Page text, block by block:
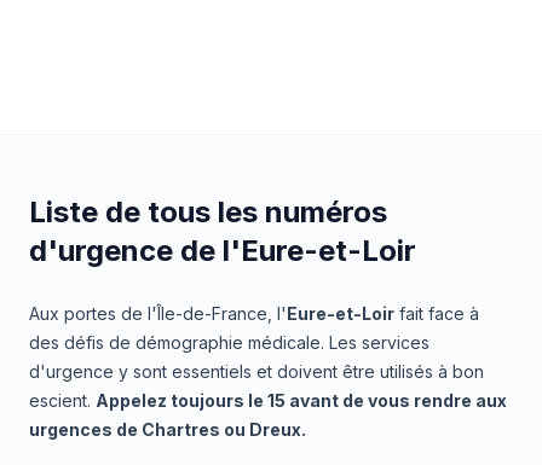
Liste de tous les numéros
d'urgence de l'Eure-et-Loir
Aux portes de l'Île-de-France, l'Eure-et-Loir fait face à
des défis de démographie médicale. Les services
d'urgence y sont essentiels et doivent être utilisés à bon
escient. Appelez toujours le 15 avant de vous rendre aux
urgences de Chartres ou Dreux.